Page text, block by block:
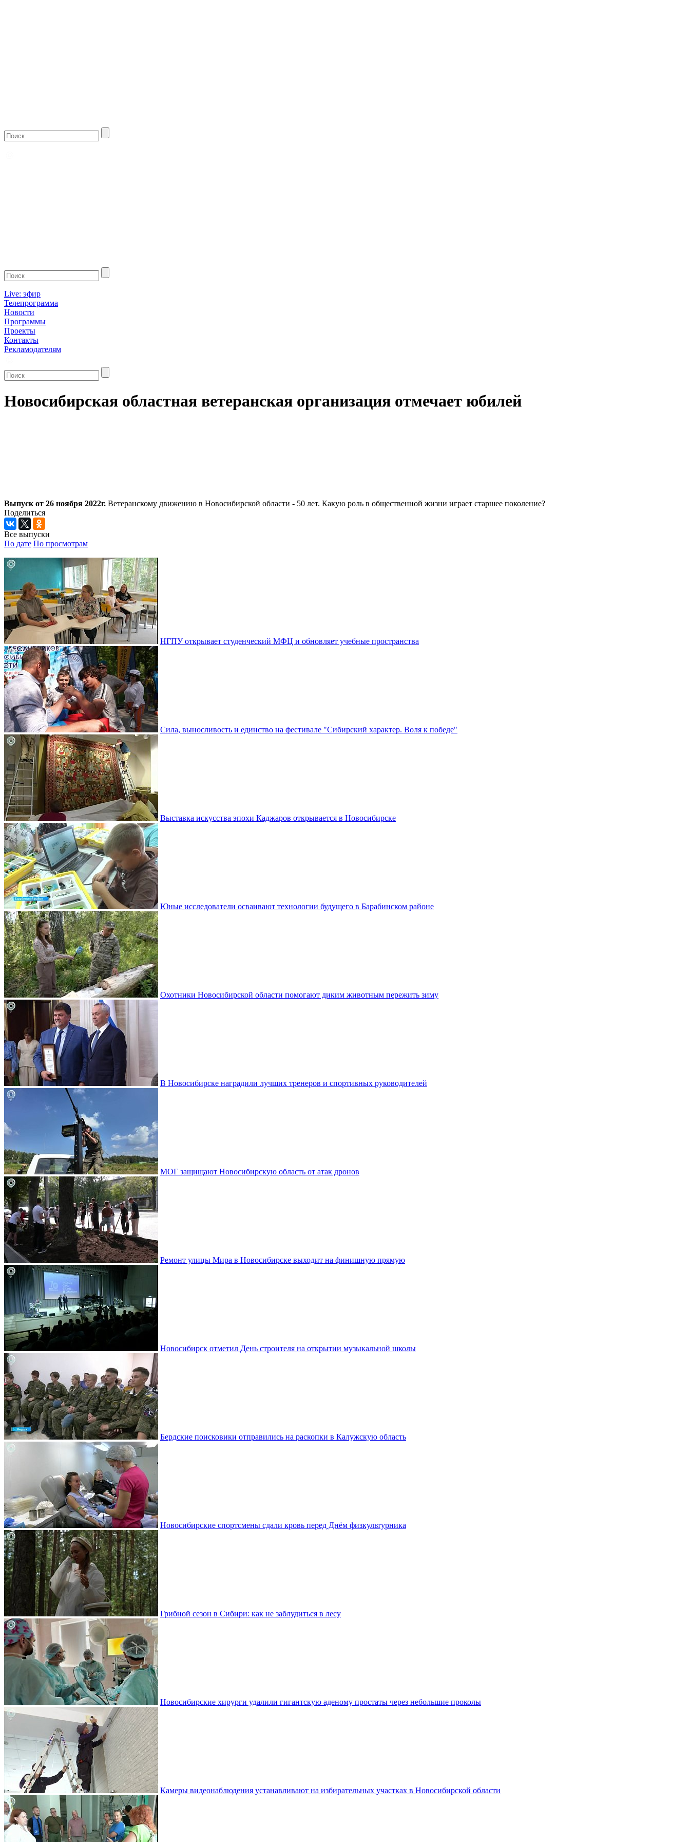
Live: эфир
Телепрограмма
Новости
Программы
Проекты
Контакты
Рекламодателям
Новосибирская областная ветеранская организация отмечает юбилей
Выпуск от 26 ноября 2022г. Ветеранскому движению в Новосибирской области - 50 лет. Какую роль в общественной жизни играет старшее поколение?
Поделиться
Все выпуски
По дате По просмотрам
НГПУ открывает студенческий МФЦ и обновляет учебные пространства
Сила, выносливость и единство на фестивале "Сибирский характер. Воля к победе"
Выставка искусства эпохи Каджаров открывается в Новосибирске
Юные исследователи осваивают технологии будущего в Барабинском районе
Охотники Новосибирской области помогают диким животным пережить зиму
В Новосибирске наградили лучших тренеров и спортивных руководителей
МОГ защищают Новосибирскую область от атак дронов
Ремонт улицы Мира в Новосибирске выходит на финишную прямую
Новосибирск отметил День строителя на открытии музыкальной школы
Бердские поисковики отправились на раскопки в Калужскую область
Новосибирские спортсмены сдали кровь перед Днём физкультурника
Грибной сезон в Сибири: как не заблудиться в лесу
Новосибирские хирурги удалили гигантскую аденому простаты через небольшие проколы
Камеры видеонаблюдения устанавливают на избирательных участках в Новосибирской области